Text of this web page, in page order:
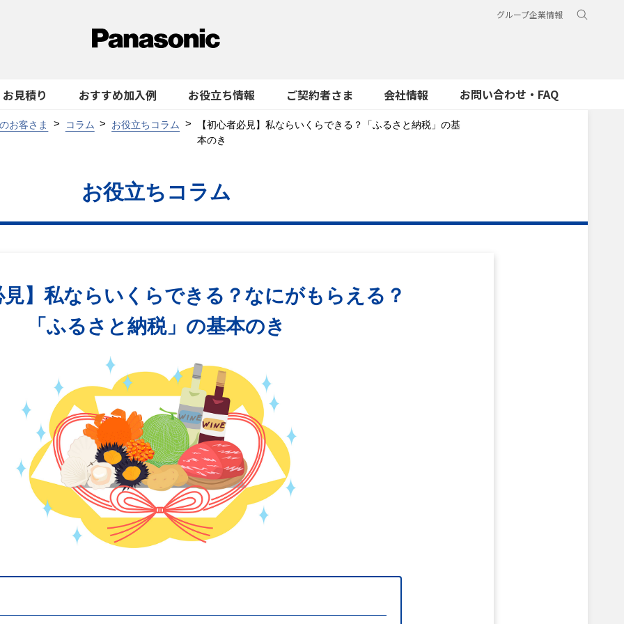
グループ企業情報
お見積り おすすめ加入例 お役立ち情報 ご契約者さま 会社情報 お問い合わせ・FAQ
お客さま コラム お役立ちコラム
【初心者必見】私ならいくらできる？「ふるさと納税」の基
本のき
お役立ちコラム
】私ならいくらできる？なにがもらえる？
「ふるさと納税」の基本のき